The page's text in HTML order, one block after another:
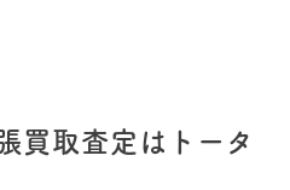
買取査定はトータ